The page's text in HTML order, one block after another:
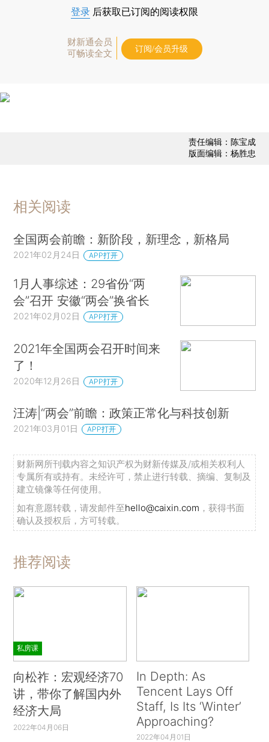
登录 后获取已订阅的阅读权限
财新通会员
可畅读全文
订阅/会员升级
责任编辑：陈宝成
版面编辑：杨胜忠
相关阅读
全国两会前瞻：新阶段，新理念，新格局
2021年02月24日 APP打开
1月人事综述：29省份“两
会”召开 安徽“两会”换省长
2021年02月02日 APP打开
2021年全国两会召开时间来
了！
2020年12月26日 APP打开
汪涛|“两会”前瞻：政策正常化与科技创新
2021年03月01日 APP打开
财新网所刊载内容之知识产权为财新传媒及/或相关权利人
专属所有或持有。未经许可，禁止进行转载、摘编、复制及
建立镜像等任何使用。
如有意愿转载，请发邮件至hello@caixin.com ，获得书面
确认及授权后，方可转载。
推荐阅读
私房课
向松祚：宏观经济70
讲，带你了解国内外
经济大局
2022年04月06日
In Depth: As
Tencent Lays Off
Staff, Is Its ‘Winter’
Approaching?
2022年04月01日